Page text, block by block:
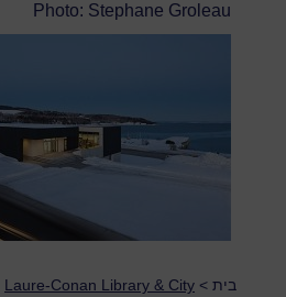
Photo: Stephane Groleau
בית >
Laure-Conan Library & City